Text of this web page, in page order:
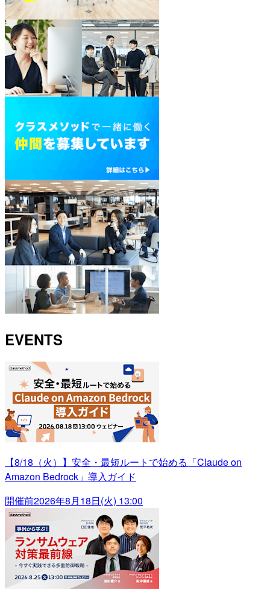
EVENTS
【8/18（火）】安全・最短ルートで始める「Claude on
Amazon Bedrock」導入ガイド
開催前2026年8月18日(火) 13:00